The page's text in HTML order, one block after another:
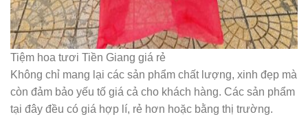
Tiệm hoa tươi Tiền Giang giá rẻ
Không chỉ mang lại các sản phẩm chất lượng, xinh đẹp mà
còn đảm bảo yếu tố giá cả cho khách hàng. Các sản phẩm
tại đây đều có giá hợp lí, rẻ hơn hoặc bằng thị trường.